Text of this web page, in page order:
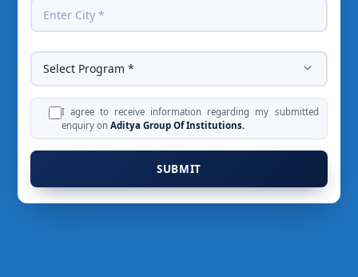
I agree to receive information regarding my submitted
enquiry on Aditya Group Of Institutions.